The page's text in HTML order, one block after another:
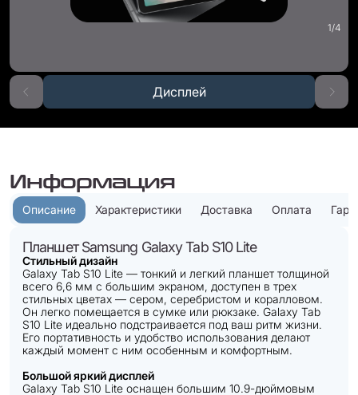
1/4
Дисплей
Информация
Описание Характеристики Доставка Оплата
Планшет Samsung Galaxy Tab S10 Lite
Стильный дизайн
Galaxy Tab S10 Lite — тонкий и легкий планшет толщиной
всего 6,6 мм с большим экраном, доступен в трех
стильных цветах — сером, серебристом и коралловом.
Он легко помещается в сумке или рюкзаке. Galaxy Tab
S10 Lite идеально подстраивается под ваш ритм жизни.
Его портативность и удобство использования делают
каждый момент с ним особенным и комфортным.
Большой яркий дисплей
Galaxy Tab S10 Lite оснащен большим 10.9-дюймовым